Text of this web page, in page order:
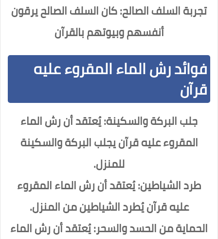
تجربة السلف الصالح: كان السلف الصالح يرقون
أنفسهم وبيوتهم بالقرآن
فوائد رش الماء المقروء عليه
قرآن
جلب البركة والسكينة: يُعتقد أن رش الماء
المقروء عليه قرآن يجلب البركة والسكينة
للمنزل.
طرد الشياطين: يُعتقد أن رش الماء المقروء
عليه قرآن يُطرد الشياطين من المنزل.
الحماية من الحسد والسحر: يُعتقد أن رش الماء